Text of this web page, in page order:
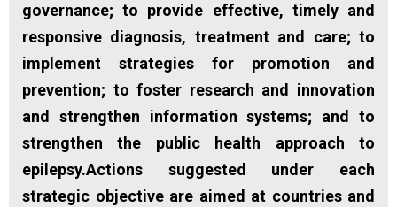
governance; to provide effective, timely and
responsive diagnosis, treatment and care; to
implement strategies for promotion and
prevention; to foster research and innovation
and strengthen information systems; and to
strengthen the public health approach to
epilepsy.Actions suggested under each
strategic objective are aimed at countries and